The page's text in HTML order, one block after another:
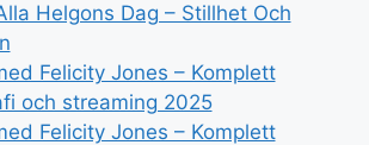
Helgons Dag – Stillhet Och
Felicity Jones – Komplett
och streaming 2025
Felicity Jones – Komplett